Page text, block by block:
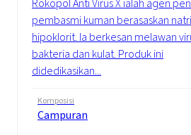
Rokopol Anti Virus X ialah agen
pembasmi kuman berasaskan
hipoklorit. Ia berkesan melawan
bakteria dan kulat. Produk ini
didedikasikan...
Komposisi
Campuran